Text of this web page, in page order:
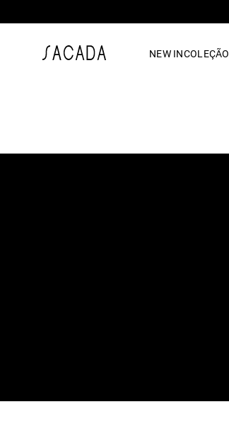
NEW INCOLEÇÃO
vestido midi
7º macacão